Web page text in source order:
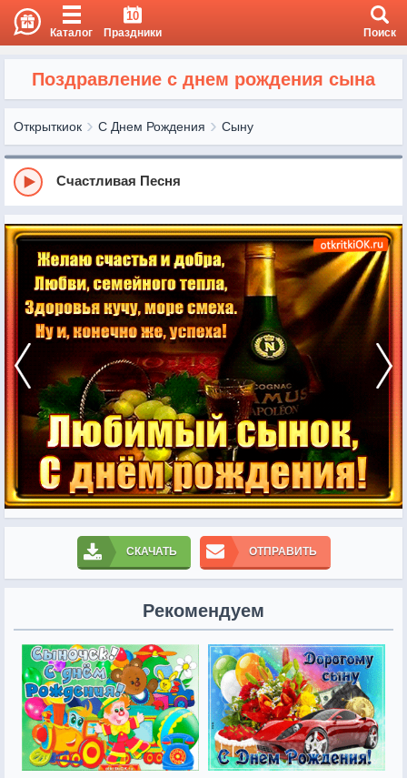
Каталог
10
Праздники Поиск
Поздравление с днем рождения сына
Открыткиок С Днем Рождения Сыну
Счастливая Песня
СКАЧАТЬ ОТПРАВИТЬ
Рекомендуем